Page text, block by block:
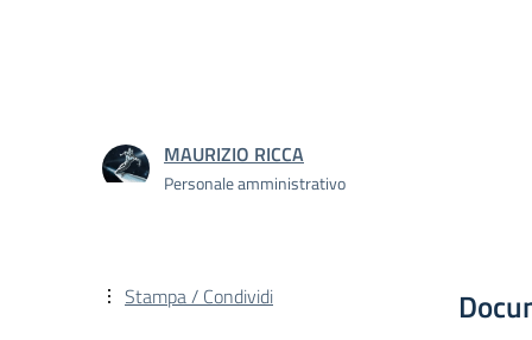
MAURIZIO RICCA
Personale amministrativo
Stampa / Condividi